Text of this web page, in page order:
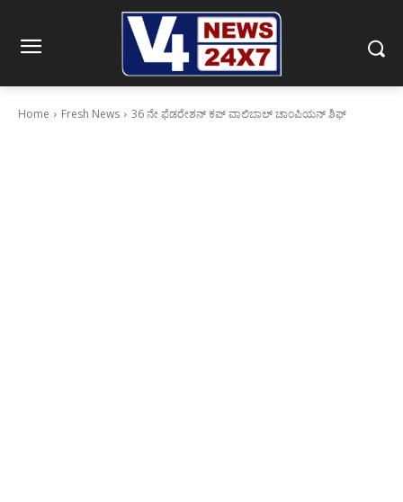
Home Fresh News 36 ನೇ ಫೆಡರೇಶನ್ ಕಪ್ ವಾಲಿಬಾಲ್ ಚಾಂಪಿಯನ್ ಶಿಫ್